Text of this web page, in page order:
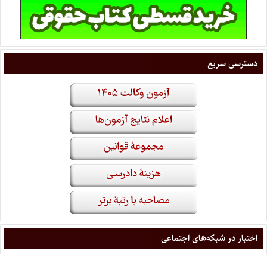
دسترسی سریع
اختبار در شبکه‌های اجتماعی